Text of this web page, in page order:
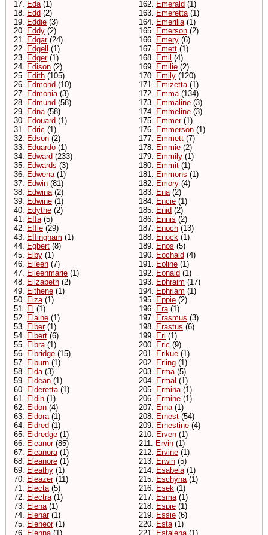
17. Eda(1)
18. Edd (2)
19. Eddie (3)
20. Eddy (2)
21. Edgar(24)
22. Edgell
(1)
23. Edger(1)
24. Edison (2)
25. Edith (105)
26. Edmond (10)
27. Edmonia(3)
28. Edmund (58)
29. Edna(58)
30. Edouard (1)
31. Edric (1)
32. Edson (2)
33. Eduardo (1)
34. Edward (233)
35. Edwards (3)
36. Edwena(1)
37. Edwin (81)
38. Edwina(2)
39. Edwine (1)
40. Edythe (2)
41. Effa(5)
42. Effie (29)
43. Effingham (1)
44. Egbert (8)
45. Eiby (1)
46. Eileen (7)
47. Eileenmarie (1)
48. Eilzabeth (2)
49. Eithene (1)
50. Eiza(1)
51. El (1)
52. Elaine (1)
53. Elber(1)
54. Elbert (6)
55. Elbra(1)
56. Elbridge (15)
57. Elburn (1)
58. Elda(3)
59. Eldean (1)
60. Elderetta(1)
61. Eldin (1)
62. Eldon (4)
63. Eldora(1)
64. Eldred (1)
65. Eldredge (1)
66. Eleanor(85)
67. Eleanora(1)
68. Eleanore (1)
69. Eleathy (1)
70. Eleazer(11)
71. Electa(5)
72. Electra(1)
73. Elena(1)
74. Elenar(1)
75. Eleneor(1)
76. Elenna(1)
162. Emerald (1)
163. Emeretta(1)
164. Emerilla(1)
165. Emerson (2)
166. Emery (6)
167. Emett (1)
168. Emil (4)
169. Emilie (2)
170. Emily (120)
171. Emizetta(1)
172. Emma(134)
173. Emmaline (3)
174. Emmeline (3)
175. Emmer(1)
176. Emmerson (1)
177. Emmett (7)
178. Emmie (2)
179. Emmily (1)
180. Emmit (1)
181. Emmons (1)
182. Emory (4)
183. Ena(2)
184. Encie (1)
185. Enid (2)
186. Ennis (2)
187. Enoch (13)
188. Enock (1)
189. Enos (5)
190. Eochaid (4)
191. Eoline (1)
192. Eonald (1)
193. Ephraim (17)
194. Ephriam (1)
195. Eppie (2)
196. Era(1)
197. Erasmus (3)
198. Erastus (6)
199. Eri (1)
200. Eric (9)
201. Erikue (1)
202. Erling (1)
203. Erma(5)
204. Ermal (1)
205. Ermina(1)
206. Ermine (1)
207. Erna(1)
208. Ernest (54)
209. Ernestine (4)
210. Erven (1)
211. Ervin (1)
212. Ervine (1)
213. Erwin (5)
214. Esabela(1)
215. Eschyna(1)
216. Esek (1)
217. Esma(1)
218. Espie (1)
219. Essie (6)
220. Esta(1)
221. Estalena(1)